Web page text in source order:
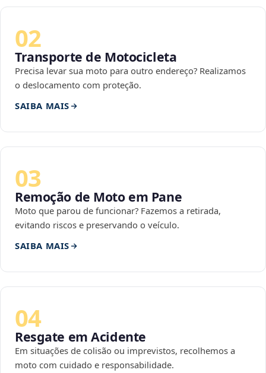
02
Transporte de Motocicleta
Precisa levar sua moto para outro endereço? Realizamos
o deslocamento com proteção.
SAIBA MAIS
03
Remoção de Moto em Pane
Moto que parou de funcionar? Fazemos a retirada,
evitando riscos e preservando o veículo.
SAIBA MAIS
04
Resgate em Acidente
Em situações de colisão ou imprevistos, recolhemos a
moto com cuidado e responsabilidade.